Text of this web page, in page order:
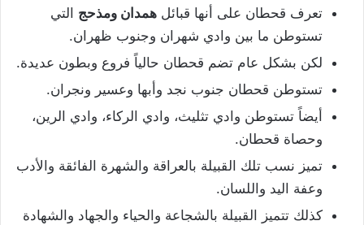
تعرف قحطان على أنها قبائل همدان ومذحج التي
تستوطن ما بين وادي شهران وجنوب ظهران.
لكن بشكل عام تضم قحطان حالياً فروع وبطون عديدة.
تستوطن قحطان جنوب نجد وأبها وعسير ونجران.
أيضاً تستوطن وادي تثليث، وادي الركاء، وادي الرين،
وحصاة قحطان.
تميز نسب تلك القبيلة بالعراقة والشهرة الفائقة والأدب
وعفة اليد واللسان.
كذلك تتميز القبيلة بالشجاعة والحياء والجهاد والشهادة